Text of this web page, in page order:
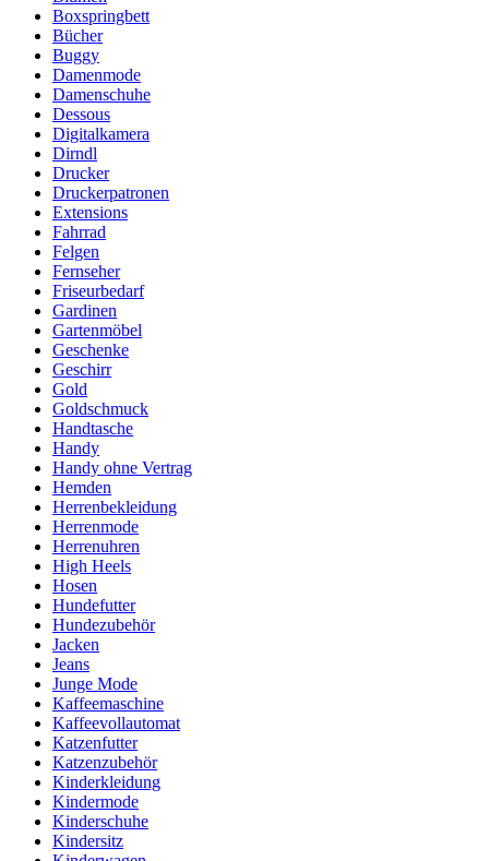
Boxspringbett
Bücher
Buggy
Damenmode
Damenschuhe
Dessous
Digitalkamera
Dirndl
Drucker
Druckerpatronen
Extensions
Fahrrad
Felgen
Fernseher
Friseurbedarf
Gardinen
Gartenmöbel
Geschenke
Geschirr
Gold
Goldschmuck
Handtasche
Handy
Handy ohne Vertrag
Hemden
Herrenbekleidung
Herrenmode
Herrenuhren
High Heels
Hosen
Hundefutter
Hundezubehör
Jacken
Jeans
Junge Mode
Kaffeemaschine
Kaffeevollautomat
Katzenfutter
Katzenzubehör
Kinderkleidung
Kindermode
Kinderschuhe
Kindersitz